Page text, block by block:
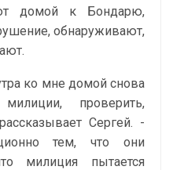
домой к Бондарю,
обнаруживают,
ко мне домой снова
проверить,
Сергей. -
тем, что они
милиция пытается